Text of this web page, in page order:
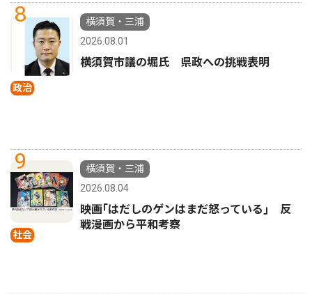
8
政治
横須賀・三浦
2026.08.01
横須賀市議の堀氏 県政への挑戦表明
9
社会
横須賀・三浦
2026.08.04
映画｢はだしのゲンはまだ怒っている｣ 反
戦漫画から平和考察